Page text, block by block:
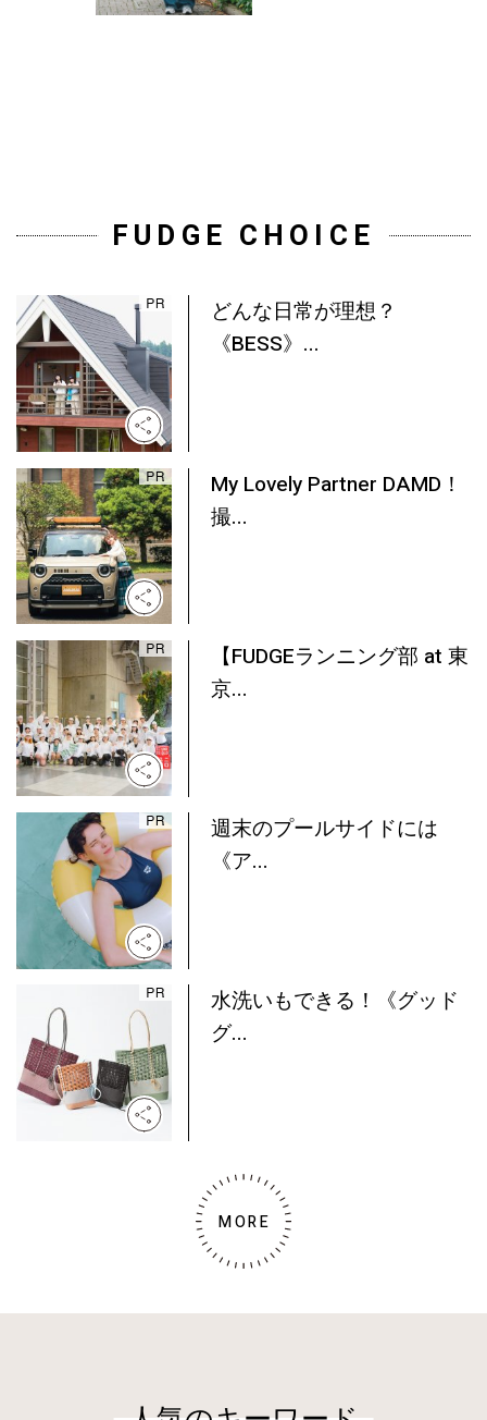
FUDGE CHOICE
どんな日常が理想？
《BESS》...
My Lovely Partner DAMD！
撮...
【FUDGEランニング部 at 東
京...
週末のプールサイドには
《ア...
水洗いもできる！《グッド
グ...
MORE